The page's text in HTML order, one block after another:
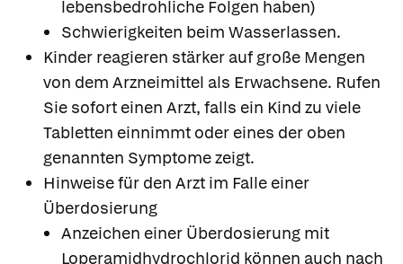
lebensbedrohliche Folgen haben)
Schwierigkeiten beim Wasserlassen.
Kinder reagieren stärker auf große Mengen
von dem Arzneimittel als Erwachsene. Rufen
Sie sofort einen Arzt, falls ein Kind zu viele
Tabletten einnimmt oder eines der oben
genannten Symptome zeigt.
Hinweise für den Arzt im Falle einer
Überdosierung
Anzeichen einer Überdosierung mit
Loperamidhydrochlorid können auch nach